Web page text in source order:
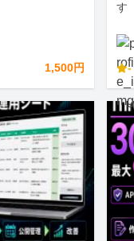
1,500円
す
-